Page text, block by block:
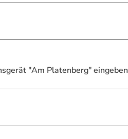
"Am Platenberg" eingeben